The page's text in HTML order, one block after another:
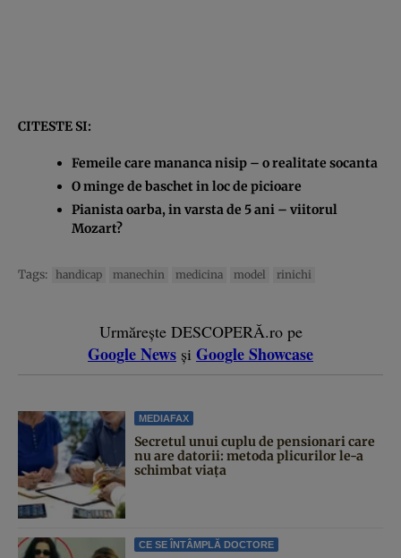
CITESTE SI:
Femeile care mananca nisip – o realitate socanta
O minge de baschet in loc de picioare
Pianista oarba, in varsta de 5 ani – viitorul
Mozart?
Tags: handicap manechin medicina model rinichi
Urmărește DESCOPERĂ.ro pe
Google News și Google Showcase
MEDIAFAX
Secretul unui cuplu de pensionari care
nu are datorii: metoda plicurilor le-a
schimbat viața
CE SE ÎNTÂMPLĂ DOCTORE